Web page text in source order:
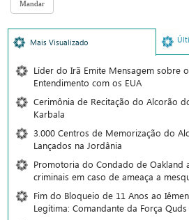
Mais Visualizado
Líder do Irã Emite Mensagem sobre
Entendimento com os EUA
Cerimônia de Recitação do Alcorão
Karbala
3.000 Centros de Memorização do
Lançados na Jordânia
Promotoria do Condado de Oakland
criminais em caso de ameaça a
Fim do Bloqueio de 11 Anos ao
Legítima: Comandante da Força Quds